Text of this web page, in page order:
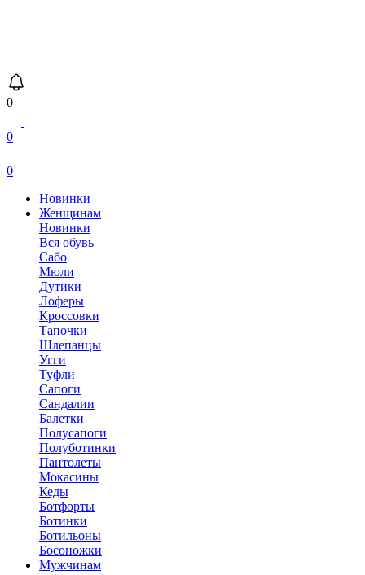
0
0
0
Новинки
Женщинам
Новинки
Вся обувь
Сабо
Мюли
Дутики
Лоферы
Кроссовки
Тапочки
Шлепанцы
Угги
Туфли
Сапоги
Сандалии
Балетки
Полусапоги
Полуботинки
Пантолеты
Мокасины
Кеды
Ботфорты
Ботинки
Ботильоны
Босоножки
Мужчинам